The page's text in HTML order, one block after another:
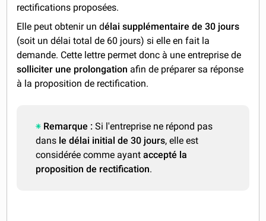
rectifications proposées.
Elle peut obtenir un délai supplémentaire de 30 jours
(soit un délai total de 60 jours) si elle en fait la
demande. Cette lettre permet donc à une entreprise de
solliciter une prolongation afin de préparer sa réponse
à la proposition de rectification.
Remarque :Si l'entreprise ne répond pas
dans le délai initial de 30 jours, elle est
considérée comme ayant accepté la
proposition de rectification.